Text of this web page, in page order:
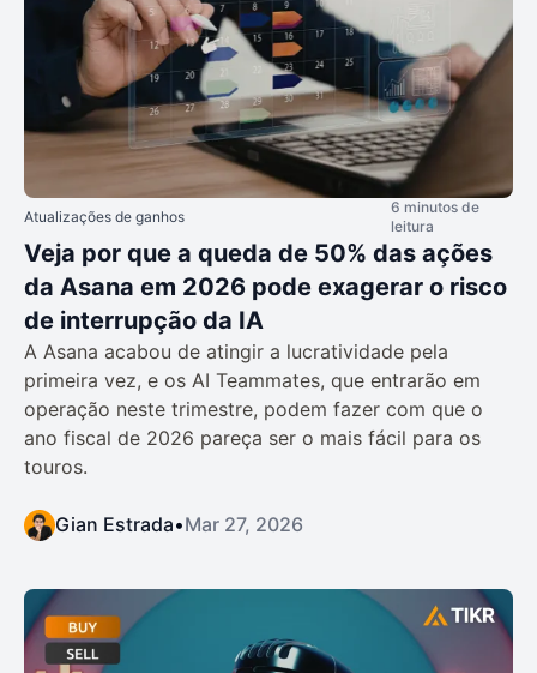
Atualizações de ganhos
6 minutos de
leitura
Veja por que a queda de 50% das ações
da Asana em 2026 pode exagerar o risco
de interrupção da IA
A Asana acabou de atingir a lucratividade pela
primeira vez, e os AI Teammates, que entrarão em
operação neste trimestre, podem fazer com que o
ano fiscal de 2026 pareça ser o mais fácil para os
touros.
Gian Estrada•Mar 27, 2026